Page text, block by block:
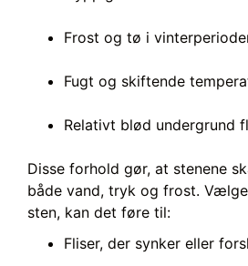
Frost og tø i
Fugt og skiftende
Relativt blød undergrund
Disse forhold gør, at stenene
både vand, tryk og frost.
sten, kan det føre til:
Fliser, der synker eller